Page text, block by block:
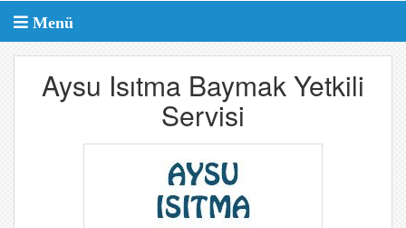
Menü
Aysu Isıtma Baymak Yetkili
Servisi